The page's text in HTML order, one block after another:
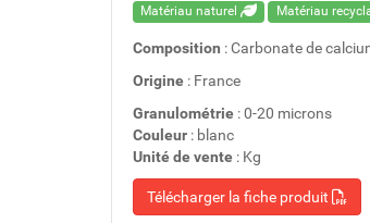
Matériau naturel Matériau
Composition : Carbonate de
Origine : France
Granulométrie : 0-20 microns
Couleur : blanc
Unité de vente : Kg
Télécharger la fiche produit